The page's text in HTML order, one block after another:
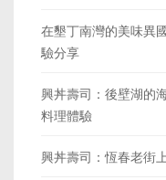
在墾丁南灣的美味異
驗分享
興丼壽司：後壁湖的
料理體驗
興丼壽司：恆春老街